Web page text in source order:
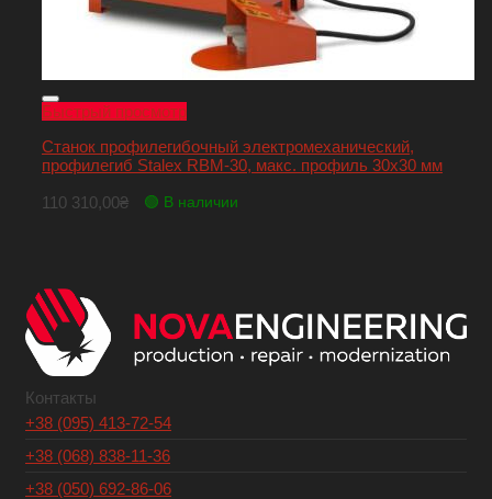
Быстрый просмотр
Станок профилегибочный электромеханический,
профилегиб Stalex RBM-30, макс. профиль 30х30 мм
110 310,00₴ 🟢 В наличии
Контакты
+38 (095) 413-72-54
+38 (068) 838-11-36
+38 (050) 692-86-06